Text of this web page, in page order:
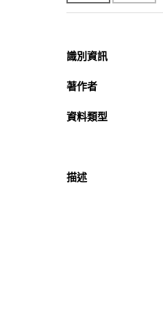
識別資訊
著作者
資料類型
描述